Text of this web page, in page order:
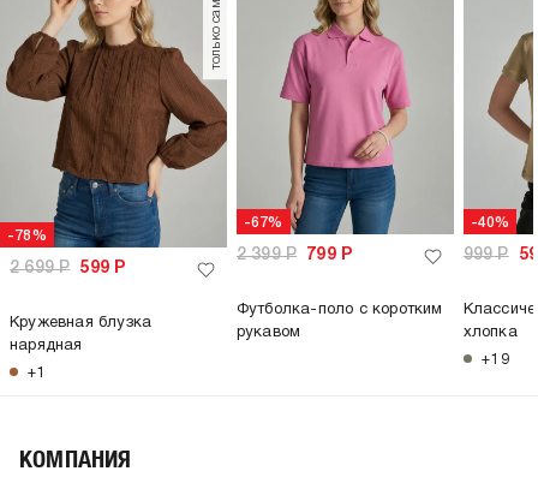
-78%
2 699Р 599 Р
Кружевная блузка
нарядная
+1
-67%
2 399Р 799Р
Футболка-поло с коротким
рукавом
-40%
999Р
хлопка
+19
КОМПАНИЯ